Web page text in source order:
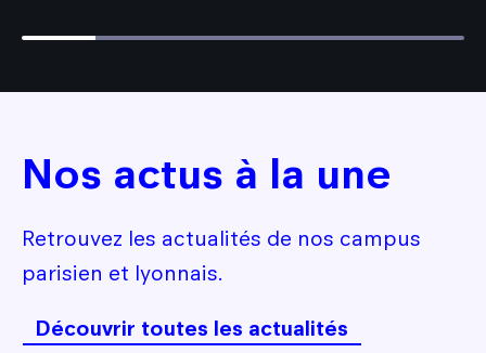
16.666666666666668% completed
Nos actus à la une
Retrouvez les actualités de nos campus
parisien et lyonnais.
Découvrir toutes les actualités